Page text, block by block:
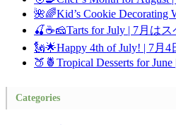
🌺🌈Kid’s Cookie
🍒☕🧀Tarts for July | 7月は
🗽🌟Happy 4th of July! | 7月
🍑🍍Tropical Desserts for
Categories